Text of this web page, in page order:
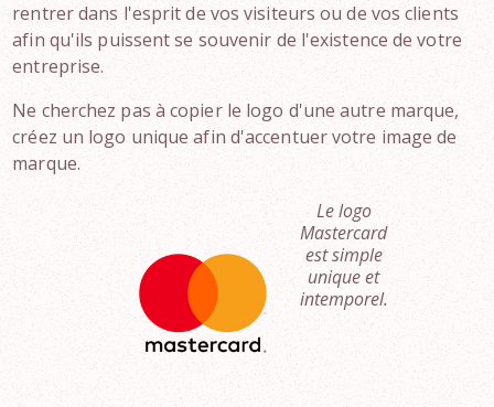
rentrer dans l'esprit de vos visiteurs ou de vos clients
afin qu'ils puissent se souvenir de l'existence de votre
entreprise.
Ne cherchez pas à copier le logo d'une autre marque,
créez un logo unique afin d'accentuer votre image de
marque.
Le logo
Mastercard
est simple
unique et
intemporel.